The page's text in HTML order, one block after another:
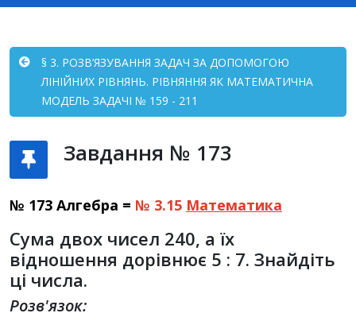
§ 3. РОЗВ’ЯЗУВАННЯ ЗАДАЧ ЗА ДОПОМОГОЮ
ЛІНІЙНИХ РІВНЯНЬ. РІВНЯННЯ ЯК МАТЕМАТИЧНА
МОДЕЛЬ ЗАДАЧІ № 159 - 211
Завдання № 173
№ 173 Алгебра = № 3.15 Математика
Сума двох чисел 240, а їх
відношення дорівнює 5 : 7. Знайдіть
ці числа.
Розв'язок: